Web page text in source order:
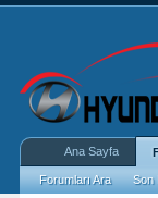
Ana Sayfa
Forumları Ara Son